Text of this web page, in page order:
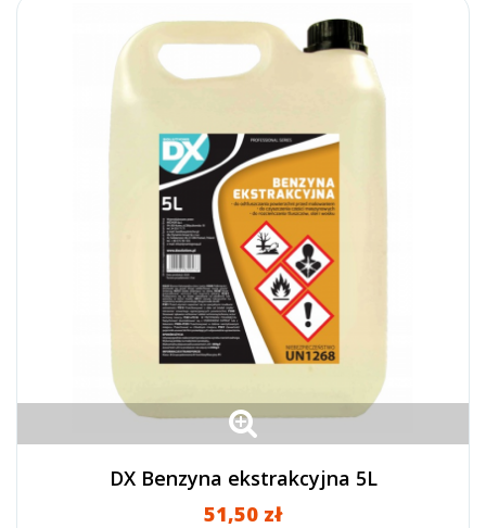
DX Benzyna ekstrakcyjna 5L
51,50 zł